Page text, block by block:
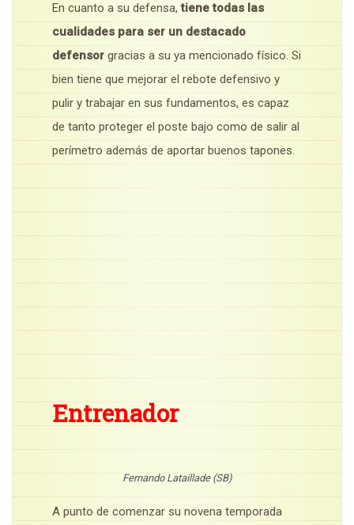
En cuanto a su defensa,tiene todas las
cualidades para ser un destacado
defensor gracias a su ya mencionado físico. Si
bien tiene que mejorar el rebote defensivo y
pulir y trabajar en sus fundamentos, es capaz
de tanto proteger el poste bajo como de salir al
perímetro además de aportar buenos tapones.
Entrenador
Fernando Lataillade (SB)
A punto de comenzar su novena temporada